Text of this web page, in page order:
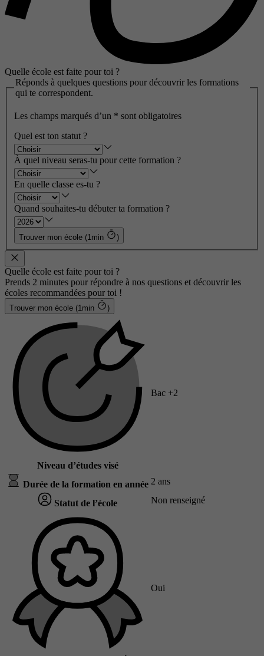
Quelle école est faite pour toi ?
Réponds à quelques questions pour découvrir les formations
qui te correspondent.
Les champs marqués d’un * sont obligatoires
Quel est ton statut ?
À quel niveau seras-tu pour cette formation ?
En quelle classe es-tu ?
Quand souhaites-tu débuter ta formation ?
Trouver mon école (1min )
Quelle école est faite pour toi ?
Prends 2 minutes pour répondre à nos questions et découvrir les
écoles recommandées pour toi !
Trouver mon école (1min )
Niveau d’études visé
Bac +2
Durée de la formation en année 2 ans
Statut de l’école Non renseigné
Oui